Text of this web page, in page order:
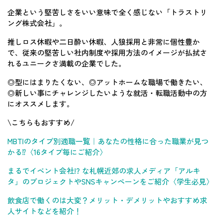
企業という堅苦しさをいい意味で全く感じない「トラストリ
ング株式会社」。
推しロス休暇や二日酔い休暇、人狼採用と非常に個性豊か
で、従来の堅苦しい社内制度や採用方法のイメージが払拭さ
れるユニークさ満載の企業でした。
◎型にはまりたくない、◎アットホームな職場で働きたい、
◎新しい事にチャレンジしたいような就活・転職活動中の方
にオススメします。
\こちらもおすすめ/
MBTIのタイプ別適職一覧｜あなたの性格に合った職業が見つ
かる⁉〈16タイプ毎にご紹介〉
まるでイベント会社!? な札幌近郊の求人メディア「アルキ
タ」のプロジェクトやSNSキャンペーンをご紹介〈学生必見〉
飲食店で働くのは大変？メリット・デメリットやおすすめ求
人サイトなどを紹介！